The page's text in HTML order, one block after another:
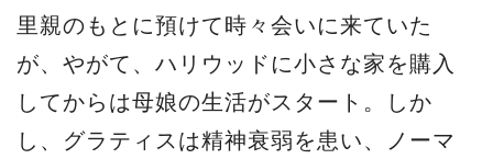
里親のもとに預けて時々会いに来ていた
が、やがて、ハリウッドに小さな家を購入
してからは母娘の生活がスタート。しか
し、グラティスは精神衰弱を患い、ノーマ